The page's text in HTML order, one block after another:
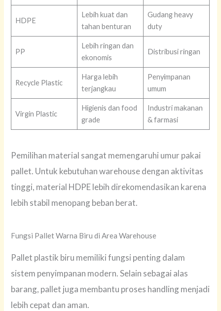
HDPE
Lebih kuat dan
tahan benturan
Gudang heavy
duty
PP
Lebih ringan dan
ekonomis
Distribusi ringan
Recycle Plastic
Harga lebih
terjangkau
Penyimpanan
umum
Virgin Plastic
Higienis dan food
grade
Industri makanan
& farmasi
Pemilihan material sangat memengaruhi umur pakai
pallet. Untuk kebutuhan warehouse dengan aktivitas
tinggi, material HDPE lebih direkomendasikan karena
lebih stabil menopang beban berat.
Fungsi Pallet Warna Biru di Area Warehouse
Pallet plastik biru memiliki fungsi penting dalam
sistem penyimpanan modern. Selain sebagai alas
barang, pallet juga membantu proses handling menjadi
lebih cepat dan aman.